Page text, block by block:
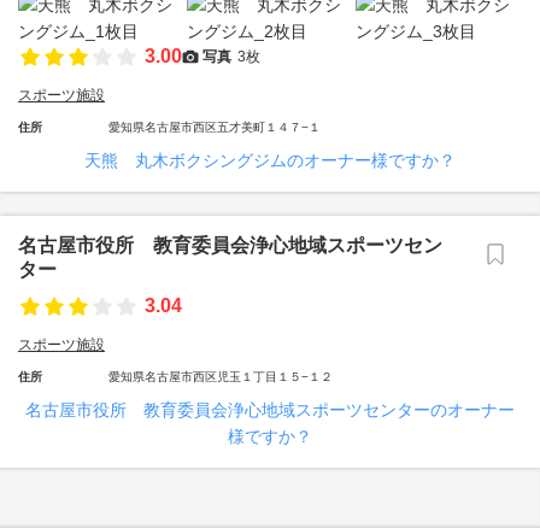
3.00 写真 3枚
スポーツ施設
住所 愛知県名古屋市西区五才美町１４７−１
天熊 丸木ボクシングジムのオーナー様ですか？
名古屋市役所 教育委員会浄心地域スポーツセン
ター
3.04
スポーツ施設
住所 愛知県名古屋市西区児玉１丁目１５−１２
名古屋市役所 教育委員会浄心地域スポーツセンターのオーナー
様ですか？